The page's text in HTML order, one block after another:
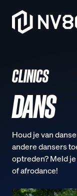
CLINICS
DANS
Houd je van
andere dansers
optreden? Meld
of afrodance!